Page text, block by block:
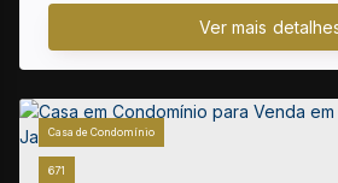
671
Casa de Condomínio